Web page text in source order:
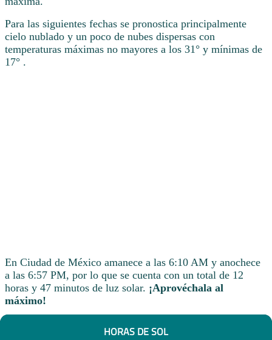
Para las siguientes fechas se pronostica principalmente
cielo nublado y un poco de nubes dispersas con
temperaturas máximas no mayores a los 31° y mínimas de
17° .
En Ciudad de México amanece a las 6:10 AM y anochece
a las 6:57 PM, por lo que se cuenta con un total de 12
horas y 47 minutos de luz solar. ¡Aprovéchala al
máximo!
HORAS DE SOL